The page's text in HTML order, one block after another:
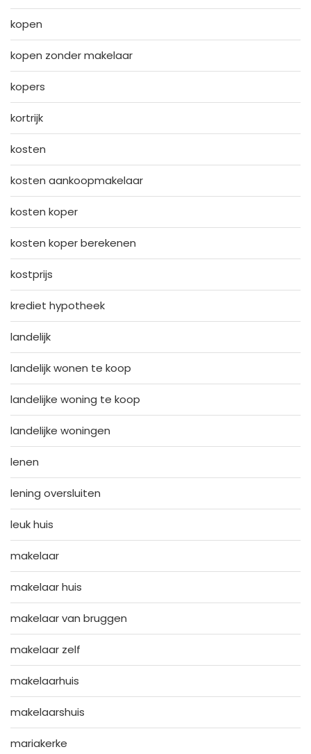
kopen
kopen zonder makelaar
kopers
kortrijk
kosten
kosten aankoopmakelaar
kosten koper
kosten koper berekenen
kostprijs
krediet hypotheek
landelijk
landelijk wonen te koop
landelijke woning te koop
landelijke woningen
lenen
lening oversluiten
leuk huis
makelaar
makelaar huis
makelaar van bruggen
makelaar zelf
makelaarhuis
makelaarshuis
mariakerke